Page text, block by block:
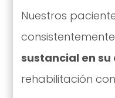
Nuestros
consistentemente
sustancial en
rehabilitación